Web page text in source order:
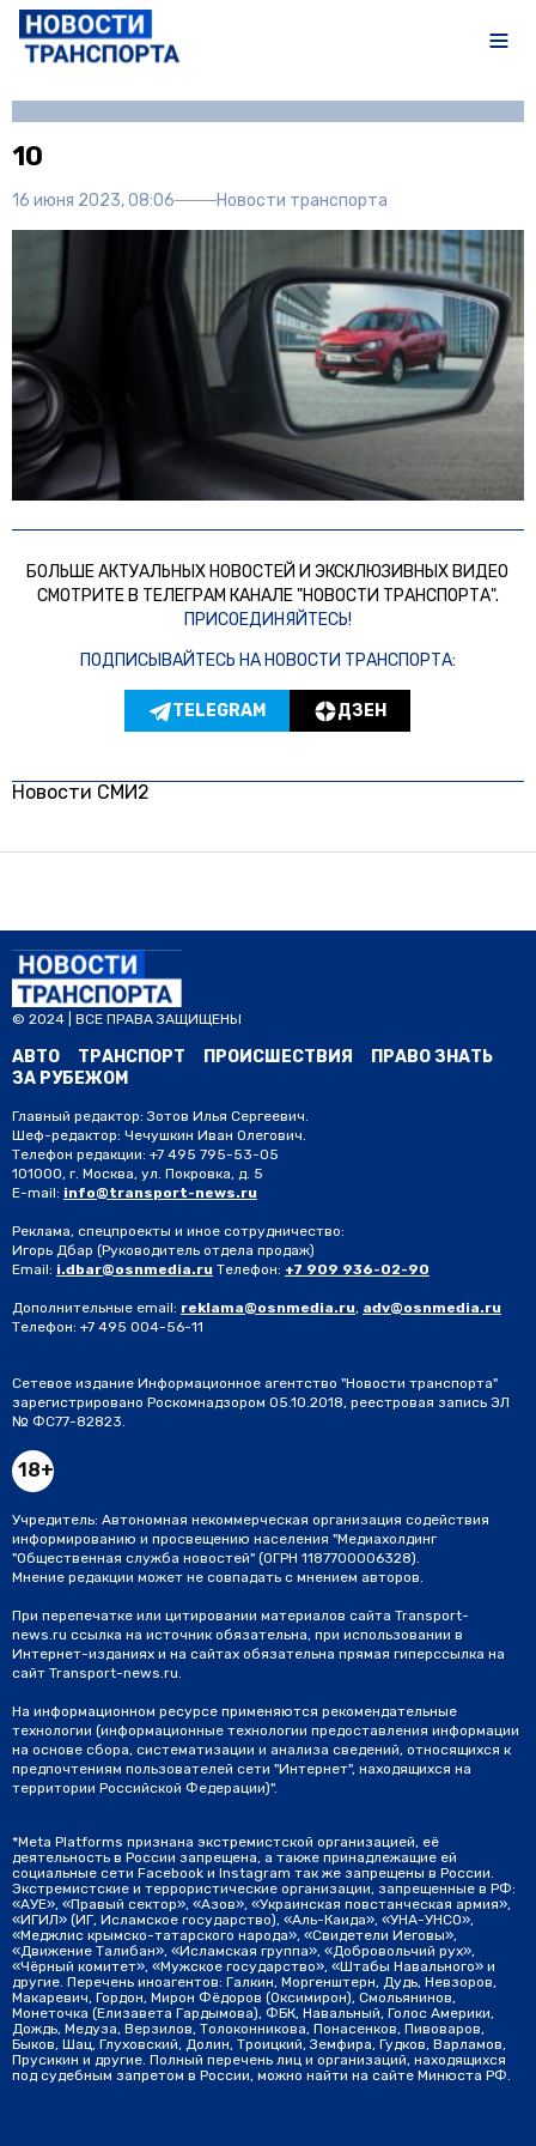
10
16 июня 2023, 08:06 Новости транспорта
БОЛЬШЕ АКТУАЛЬНЫХ НОВОСТЕЙ И ЭКСКЛЮЗИВНЫХ ВИДЕО
СМОТРИТЕ В ТЕЛЕГРАМ КАНАЛЕ "НОВОСТИ ТРАНСПОРТА".
ПРИСОЕДИНЯЙТЕСЬ!
ПОДПИСЫВАЙТЕСЬ НА НОВОСТИ ТРАНСПОРТА:
TELEGRAM ДЗЕН
Новости СМИ2
© 2024 | ВСЕ ПРАВА ЗАЩИЩЕНЫ
АВТО ТРАНСПОРТ ПРОИСШЕСТВИЯ
ПРАВО ЗНАТЬ
ЗА РУБЕЖОМ
Главный редактор: Зотов Илья Сергеевич.
Шеф-редактор: Чечушкин Иван Олегович.
Телефон редакции: +7 495 795-53-05
101000, г. Москва, ул. Покровка, д. 5
E-mail: info@transport-news.ru
Реклама, спецпроекты и иное сотрудничество:
Игорь Дбар (Руководитель отдела продаж)
Email: i.dbar@osnmedia.ru Телефон: +7 909 936-02-90
Дополнительные email: reklama@osnmedia.ru, adv@osnmedia.ru
Телефон: +7 495 004-56-11
Сетевое издание Информационное агентство "Новости транспорта"
зарегистрировано Роскомнадзором 05.10.2018, реестровая запись ЭЛ
№ ФС77-82823.
18+
Учредитель: Автономная некоммерческая организация содействия
информированию и просвещению населения "Медиахолдинг
"Общественная служба новостей" (ОГРН 1187700006328).
Мнение редакции может не совпадать с мнением авторов.
При перепечатке или цитировании материалов сайта Transport-
news.ru ссылка на источник обязательна, при использовании в
Интернет-изданиях и на сайтах обязательна прямая гиперссылка на
сайт Transport-news.ru.
На информационном ресурсе применяются рекомендательные
технологии (информационные технологии предоставления информации
на основе сбора, систематизации и анализа сведений, относящихся к
предпочтениям пользователей сети "Интернет", находящихся на
территории Российской Федерации)".
*Meta Platforms признана экстремистской организацией, её
деятельность в России запрещена, а также принадлежащие ей
социальные сети Facebook и Instagram так же запрещены в России.
Экстремистские и террористические организации, запрещенные в РФ:
«АУЕ», «Правый сектор», «Азов», «Украинская повстанческая армия»,
«ИГИЛ» (ИГ, Исламское государство), «Аль-Каида», «УНА-УНСО»,
«Меджлис крымско-татарского народа», «Свидетели Иеговы»,
«Движение Талибан», «Исламская группа», «Добровольчий рух»,
«Чёрный комитет», «Мужское государство», «Штабы Навального» и
другие. Перечень иноагентов: Галкин, Моргенштерн, Дудь, Невзоров,
Макаревич, Гордон, Мирон Фёдоров (Оксимирон), Смольянинов,
Монеточка (Елизавета Гардымова), ФБК, Навальный, Голос Америки,
Дождь, Медуза, Верзилов, Толоконникова, Понасенков, Пивоваров,
Быков, Шац, Глуховский, Долин, Троицкий, Земфира, Гудков, Варламов,
Прусикин и другие. Полный перечень лиц и организаций, находящихся
под судебным запретом в России, можно найти на сайте Минюста РФ.